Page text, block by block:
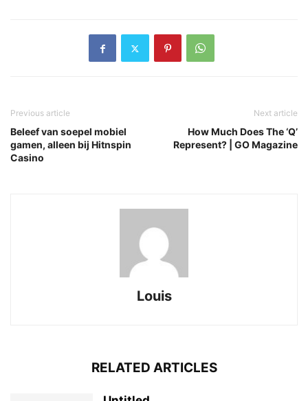
Previous article
Beleef van soepel mobiel
gamen, alleen bij Hitnspin
Casino
Next article
How Much Does The ‘Q’
Represent? | GO Magazine
Louis
RELATED ARTICLES